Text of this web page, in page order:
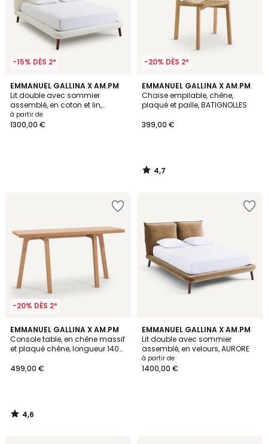
-15% DÈS 2*
EMMANUEL GALLINA X AM.PM
Lit double avec sommier
assemblé, en coton et lin,
AURORE
à partir de
1300,00 €
-20% DÈS 2*
EMMANUEL GALLINA X AM.PM
Chaise empilable, chêne,
plaqué et paille, BATIGNOLLES
399,00 €
4,7
/ 5
4,7
/
-20% DÈS 2*
EMMANUEL GALLINA X AM.PM
Console table, en chêne massif
et plaqué chêne, longueur 140
499,00 €
4,6
/ 5
4,6
/
EMMANUEL GALLINA X AM.PM
Lit double avec sommier
assemblé, en velours, AURORE
à partir de
1400,00 €